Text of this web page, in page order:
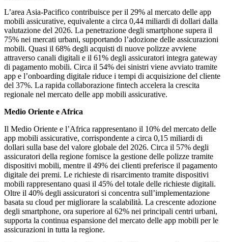
L’area Asia-Pacifico contribuisce per il 29% al mercato delle app
mobili assicurative, equivalente a circa 0,44 miliardi di dollari dalla
valutazione del 2026. La penetrazione degli smartphone supera il
75% nei mercati urbani, supportando l’adozione delle assicurazioni
mobili. Quasi il 68% degli acquisti di nuove polizze avviene
attraverso canali digitali e il 61% degli assicuratori integra gateway
di pagamento mobili. Circa il 54% dei sinistri viene avviato tramite
app e l’onboarding digitale riduce i tempi di acquisizione del cliente
del 37%. La rapida collaborazione fintech accelera la crescita
regionale nel mercato delle app mobili assicurative.
Medio Oriente e Africa
Il Medio Oriente e l’Africa rappresentano il 10% del mercato delle
app mobili assicurative, corrispondente a circa 0,15 miliardi di
dollari sulla base del valore globale del 2026. Circa il 57% degli
assicuratori della regione fornisce la gestione delle polizze tramite
dispositivi mobili, mentre il 49% dei clienti preferisce il pagamento
digitale dei premi. Le richieste di risarcimento tramite dispositivi
mobili rappresentano quasi il 45% del totale delle richieste digitali.
Oltre il 40% degli assicuratori si concentra sull’implementazione
basata su cloud per migliorare la scalabilità. La crescente adozione
degli smartphone, ora superiore al 62% nei principali centri urbani,
supporta la continua espansione del mercato delle app mobili per le
assicurazioni in tutta la regione.